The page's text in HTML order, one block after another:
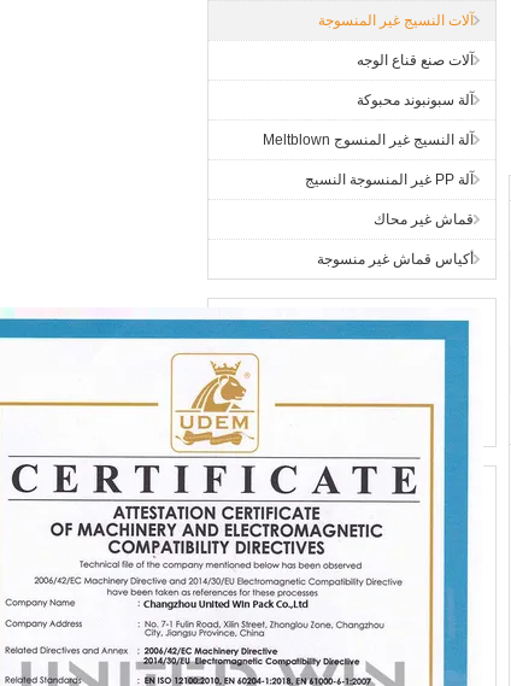
آلات النسيج غير المنسوجة
آلات صنع قناع الوجه
آلة سبونبوند محبوكة
آلة النسيج غير المنسوج Meltblown
آلة PP غير المنسوجة النسيج
قماش غير محاك
أكياس قماش غير منسوجة